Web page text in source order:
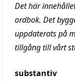
Det här
ordbok. Det
uppdaterats på
tillgång till vårt
substantiv